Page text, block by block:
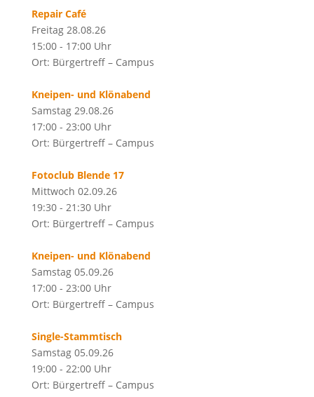
Repair Café
Freitag 28.08.26
15:00 - 17:00 Uhr
Ort: Bürgertreff – Campus
Kneipen- und Klönabend
Samstag 29.08.26
17:00 - 23:00 Uhr
Ort: Bürgertreff – Campus
Fotoclub Blende 17
Mittwoch 02.09.26
19:30 - 21:30 Uhr
Ort: Bürgertreff – Campus
Kneipen- und Klönabend
Samstag 05.09.26
17:00 - 23:00 Uhr
Ort: Bürgertreff – Campus
Single-Stammtisch
Samstag 05.09.26
19:00 - 22:00 Uhr
Ort: Bürgertreff – Campus